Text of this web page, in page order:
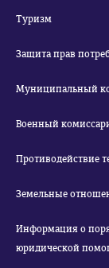
Туризм
Защита прав
Муниципальный
Военный
Противодействие
Земельные
Информация о
юридической